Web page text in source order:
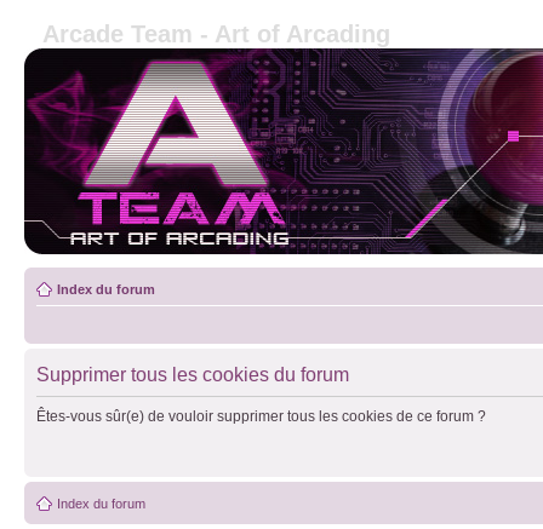
Arcade Team - Art of Arcading
Index du forum
Supprimer tous les cookies du forum
Êtes-vous sûr(e) de vouloir supprimer tous les cookies de ce forum ?
Index du forum